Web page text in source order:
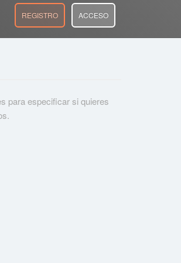
REGISTRO ACCESO
para especificar si quieres